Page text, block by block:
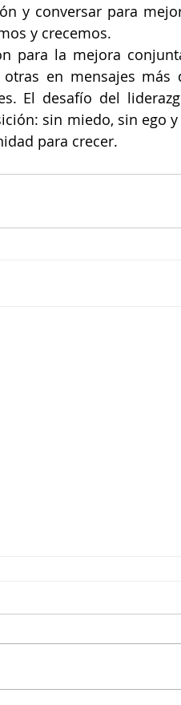
y conversar para
y crecemos.
para la mejora
otras en mensajes
El desafío del
sin miedo, sin ego
para crecer.